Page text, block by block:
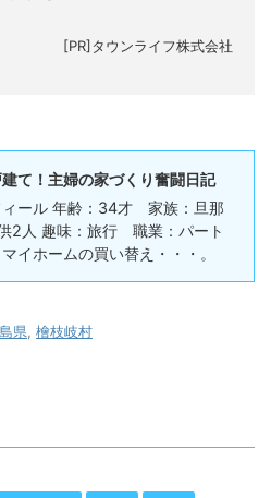
[PR]タウンライフ株式会社
て！主婦の家づくり奮闘日記
ィール 年齢：34才 家族：旦那
2人 趣味：旅行 職業：パート
イホームの買い替え・・・。
県, 檜枝岐村